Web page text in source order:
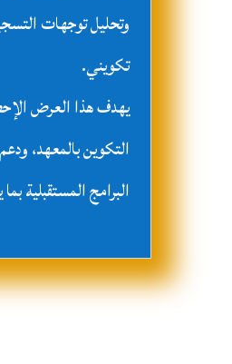
وتحليل توجهات
تكويني.
يهدف هذا العرض
التكوين بالمعهد،
البرامج المستقبلية